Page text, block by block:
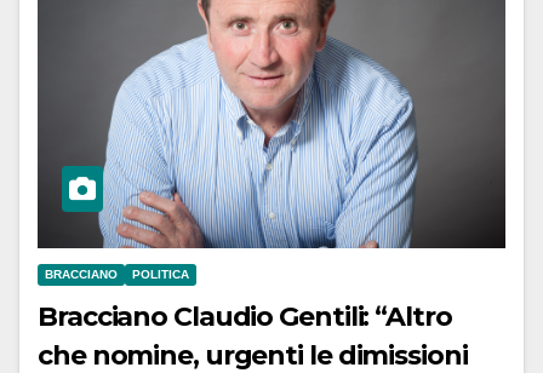
BRACCIANO POLITICA
Bracciano Claudio Gentili: “Altro
che nomine, urgenti le dimissioni